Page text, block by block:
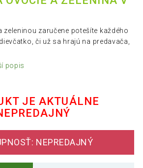
zaručene potešíte každého
či už sa hrajú na predavača,
popis
JE AKTUÁLNE
NEPREDAJNÝ